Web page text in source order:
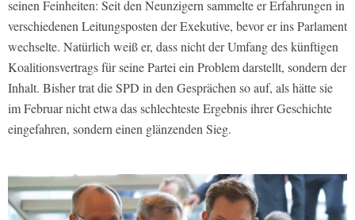
seinen Feinheiten: Seit den Neunzigern sammelte er Erfahrungen in
verschiedenen Leitungsposten der Exekutive, bevor er ins Parlament
wechselte. Natürlich weiß er, dass nicht der Umfang des künftigen
Koalitionsvertrags für seine Partei ein Problem darstellt, sondern der
Inhalt. Bisher trat die SPD in den Gesprächen so auf, als hätte sie
im Februar nicht etwa das schlechteste Ergebnis ihrer Geschichte
eingefahren, sondern einen glänzenden Sieg.